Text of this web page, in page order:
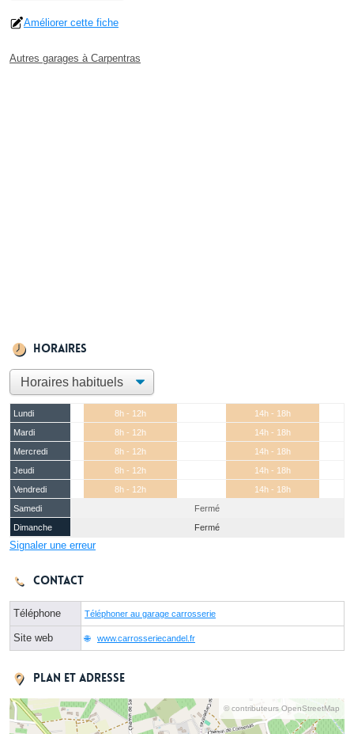
Améliorer cette fiche
Autres garages à Carpentras
Horaires
Lundi 8h - 12h
14h - 18h
Mardi
8h - 12h
14h - 18h
Mercredi
8h - 12h
14h - 18h
Jeudi
8h - 12h
14h - 18h
Vendredi
8h - 12h
14h - 18h
Samedi
Fermé
Dimanche
Fermé
Signaler une erreur
Contact
Téléphone Téléphoner au garage carrosserie
Site web www.carrosseriecandel.fr
Plan et adresse
© contributeurs OpenStreetMap